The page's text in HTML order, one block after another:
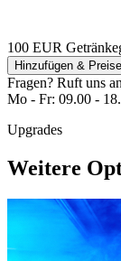
100 EUR
Hinzufügen &
Fragen? Ruft uns
Mo - Fr: 09.00 -
Upgrades
Weitere